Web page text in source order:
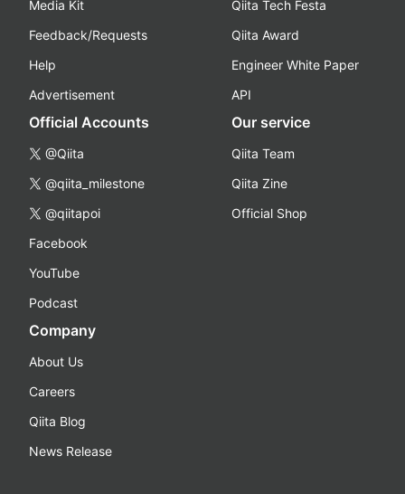
Media Kit
Feedback/Requests
Help
Advertisement
Qiita Tech Festa
Qiita Award
Engineer White Paper
API
Official Accounts
@Qiita
@qiita_milestone
@qiitapoi
Facebook
YouTube
Podcast
Our service
Qiita Team
Qiita Zine
Official Shop
Company
About Us
Careers
Qiita Blog
News Release